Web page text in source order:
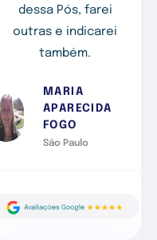
dessa Pós, farei
outras e indicarei
também.
MARIA
APARECIDA
FOGO
São Paulo